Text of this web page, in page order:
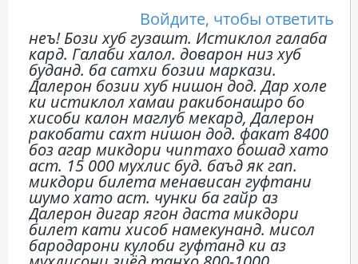
Войдите, чтобы ответить
неъ! Бози хуб гузашт. Истиклол галаба
кард. Галаби халол. доварон низ хуб
буданд. ба сатхи бозии маркази.
Далерон бозии хуб нишон дод. Дар холе
ки истиклол хамаи ракибонашро бо
хисоби калон маглуб мекард, Далерон
ракобати сахт нишон дод. факат 8400
боз агар микдори чиптахо бошад хато
аст. 15 000 мухлис буд. баъд як гап.
микдори билета менависан гуфтани
шумо хато аст. чунки ба гайр аз
Далерон дигар ягон даста микдори
билет кати хисоб намекунанд. мисол
бародарони кулоби гуфтанд ки аз